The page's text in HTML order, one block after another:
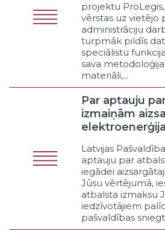
Probācija
Apcietinājumā
kriminālvajāto
interešu
Kārtības
pasākumos
Narkomānijas
Citi sabiedriskās
tiesiskuma
Avārijas un krīzes
Atbalsts
Dalība dabas un
katastrofu
Avārijas dienesti
infrastruktūrai
Dalība terorisma
projektu
vērstas uz vietējo
administrāciju
turpmāk pildīs
speciālistu
sava
materiāli,...
Par aptauju
izmaiņām
Latvijas
aptauju par
iegādei
Jūsu vērtējumā,
atbalsta izmaksu
iedzīvotājiem
pašvaldības